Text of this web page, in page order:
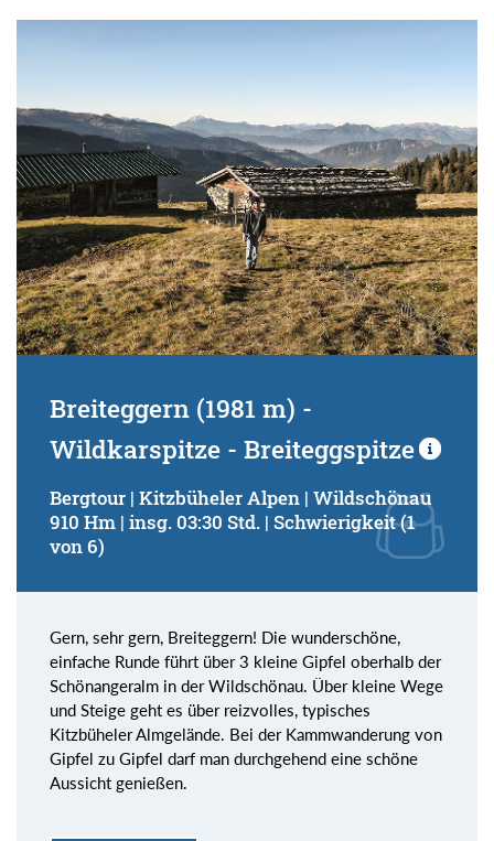
Breiteggern (1981 m) -
Wildkarspitze - Breiteggspitze
Bergtour | Kitzbüheler Alpen | Wildschönau
910 Hm | insg. 03:30 Std. | Schwierigkeit (1
von 6)
Gern, sehr gern, Breiteggern! Die wunderschöne,
einfache Runde führt über 3 kleine Gipfel oberhalb der
Schönangeralm in der Wildschönau. Über kleine Wege
und Steige geht es über reizvolles, typisches
Kitzbüheler Almgelände. Bei der Kammwanderung von
Gipfel zu Gipfel darf man durchgehend eine schöne
Aussicht genießen.